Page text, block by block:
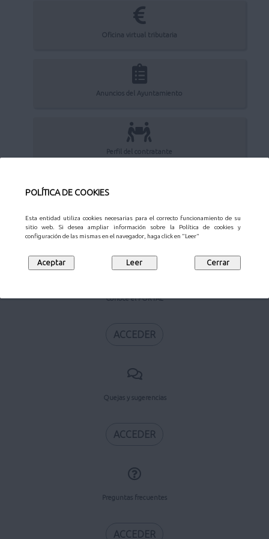
POLÍTICA DE COOKIES
Esta entidad utiliza cookies necesarias para el correcto funcionamiento de su
sitio web. Si desea ampliar información sobre la Política de cookies y
configuración de las mismas en el navegador, haga click en "Leer"
Oficina virtual tributaria
Anuncios del Ayuntamiento
Perfil del contratante
Conoce el PORTAL
ACCEDER
Quejas y sugerencias
ACCEDER
Preguntas frecuentes
ACCEDER